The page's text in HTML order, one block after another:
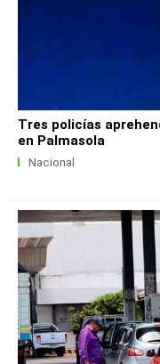
Tres policías
en Palmasola
Nacional